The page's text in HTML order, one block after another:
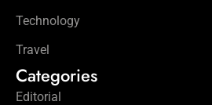
Technology
Travel
Categories
Editorial